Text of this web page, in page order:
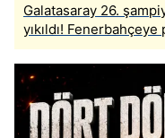
Galatasaray 26.
yıkıldı!